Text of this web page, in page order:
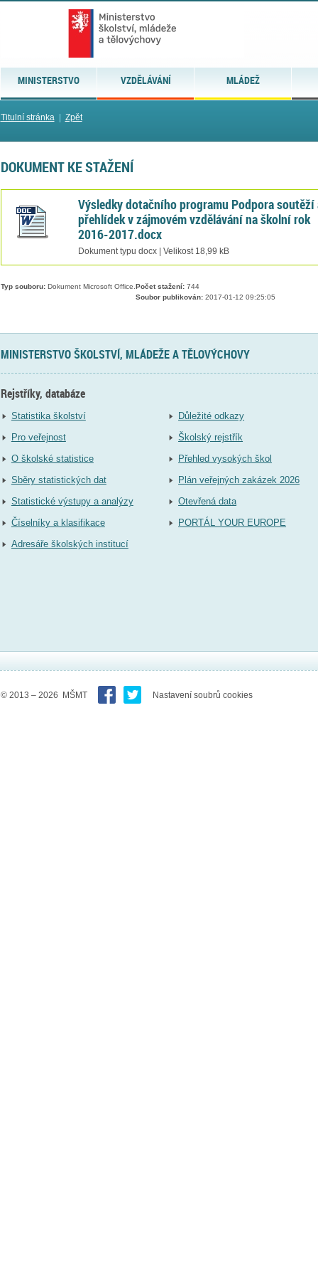
MINISTERSTVO VZDĚLÁVÁNÍ MLÁDEŽ
Titulní stránka| Zpět
DOKUMENT KE STAŽENÍ
Výsledky dotačního programu Podpora soutěží
přehlídek v zájmovém vzdělávání na školní rok
2016-2017.docx
Dokument typu docx | Velikost 18,99 kB
Typ souboru:Dokument Microsoft Office. Počet stažení:744
Soubor publikován:2017-01-12 09:25:05
MINISTERSTVO ŠKOLSTVÍ, MLÁDEŽE A TĚLOVÝCHOVY
Rejstříky, databáze
Statistika školství
Pro veřejnost
O školské statistice
Sběry statistických dat
Statistické výstupy a analýzy
Číselníky a klasifikace
Adresáře školských institucí
Důležité odkazy
Školský rejstřík
Přehled vysokých škol
Plán veřejných zakázek 2026
Otevřená data
PORTÁL YOUR EUROPE
© 2013 – 2026 MŠMT Nastavení soubrů cookies